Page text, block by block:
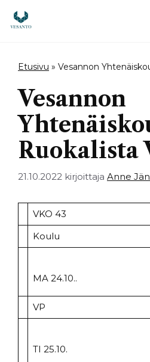
sisältöön
Etusivu » Vesannon
Vesannon
Ruokalista
21.10.2022 kirjoittaja Anne
VKO 43
Koulu
MA 24.10..
VP
TI 25.10.